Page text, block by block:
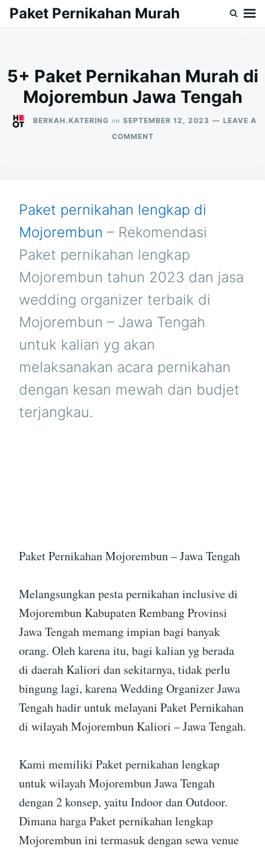
SkipSearch
Paket Pernikahan Murah
5+ Paket Pernikahan Murah di
Mojorembun Jawa Tengah
BERKAH.KATERING on SEPTEMBER 12, 2023
LEAVE A
COMMENTON
MOJOREMBUN
JAWA
TENGAH
Paket pernikahan lengkap di
Mojorembun – Rekomendasi
Paket pernikahan lengkap
Mojorembun tahun 2023 dan jasa
wedding organizer terbaik di
Mojorembun – Jawa Tengah
untuk kalian yg akan
melaksanakan acara pernikahan
dengan kesan mewah dan budjet
terjangkau.
Paket Pernikahan Mojorembun – Jawa Tengah
Melangsungkan pesta pernikahan inclusive di
Mojorembun Kabupaten Rembang Provinsi
Jawa Tengah memang impian bagi banyak
orang. Oleh karena itu, bagi kalian yg berada
di daerah Kaliori dan sekitarnya, tidak perlu
bingung lagi, karena Wedding Organizer Jawa
Tengah hadir untuk melayani Paket Pernikahan
di wilayah Mojorembun Kaliori – Jawa Tengah.
Kami memiliki Paket pernikahan lengkap
untuk wilayah Mojorembun Jawa Tengah
dengan 2 konsep, yaitu Indoor dan Outdoor.
Dimana harga Paket pernikahan lengkap
Mojorembun ini termasuk dengan sewa venue